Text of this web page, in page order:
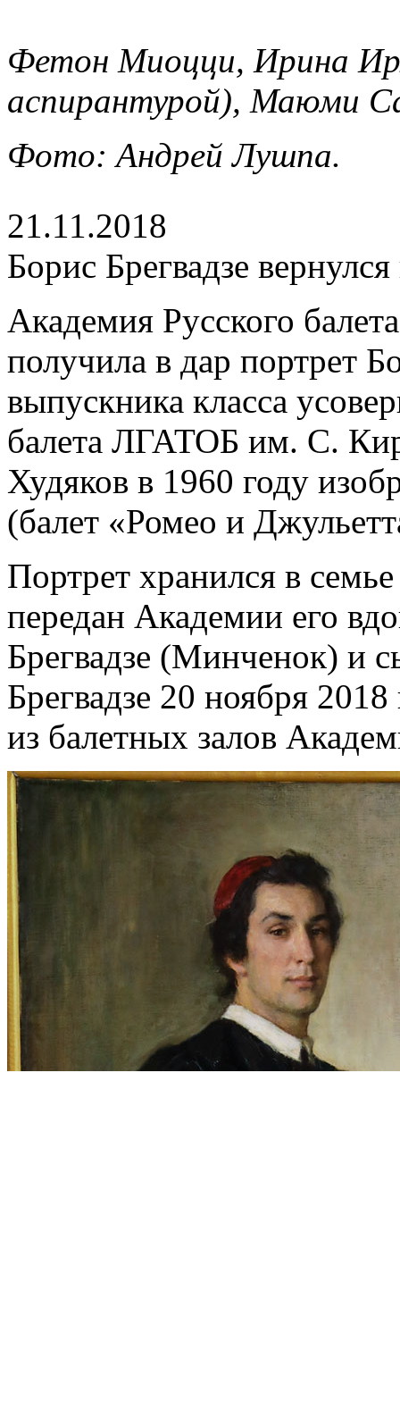
Фетон Миоцци, Ирина
аспирантурой), Маюми
Фото: Андрей Лушпа.
21.11.2018
Борис Брегвадзе
Академия Русского
получила в дар портрет
выпускника класса
балета ЛГАТОБ им. С.
Худяков в 1960 году
(балет «Ромео и
Портрет хранился в
передан Академии его
Брегвадзе (Минченок) и
Брегвадзе 20 ноября
из балетных залов